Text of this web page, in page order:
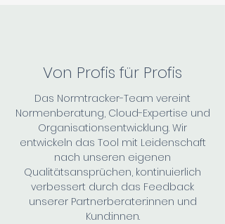
Von Profis für Profis
Das Normtracker-Team vereint
Normenberatung, Cloud-Expertise und
Organisationsentwicklung. Wir
entwickeln das Tool mit Leidenschaft
nach unseren eigenen
Qualitätsansprüchen, kontinuierlich
verbessert durch das Feedback
unserer Partnerberater:innen und
Kund:innen.